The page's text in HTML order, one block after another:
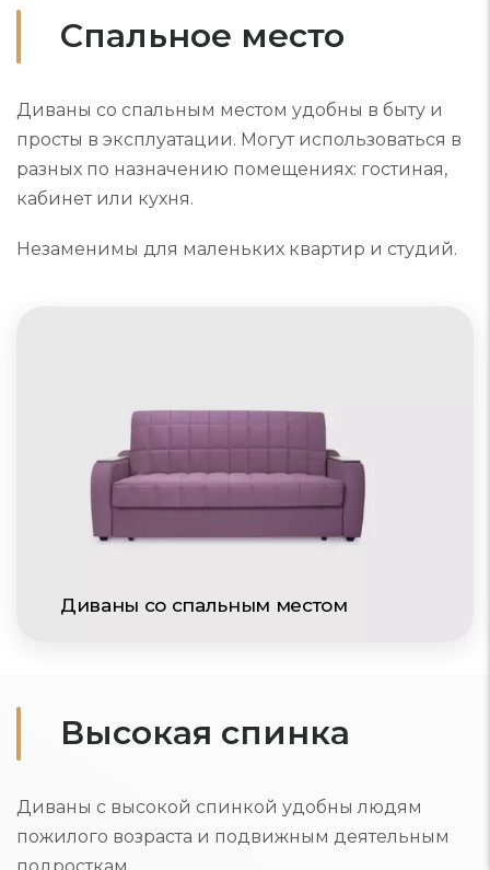
Диваны со спальным местом
Спальное место
Диваны со спальным местом удобны в быту и
просты в эксплуатации. Могут использоваться в
разных по назначению помещениях: гостиная,
кабинет или кухня.
Незаменимы для маленьких квартир и студий.
Высокая спинка
Диваны с высокой спинкой удобны людям
пожилого возраста и подвижным деятельным